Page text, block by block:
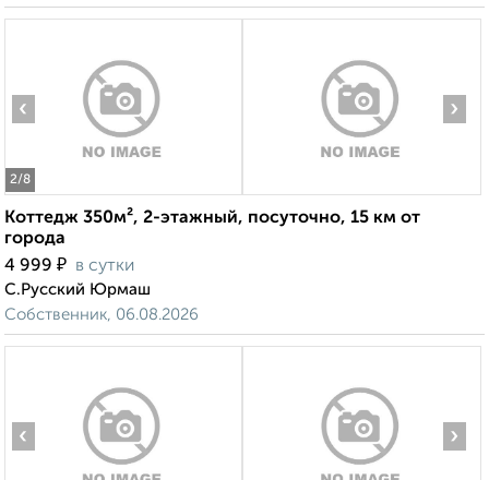
2/8
‹ ›
Коттедж 350м², 2-этажный, посуточно, 15 км от
города
4 999 ₽ в сутки
С.Русский Юрмаш
Собственник, 06.08.2026
‹ ›